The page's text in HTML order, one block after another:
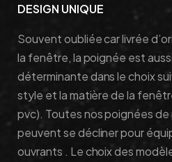
DESIGN UNIQUE
DESIGN UNIQUE
Souvent oubliée car livrée
la fenêtre, la poignée est aussi
déterminante dans le choix
style et la matière de la
pvc). Toutes nos poignées
peuvent se décliner pour
ouvrants . Le choix des